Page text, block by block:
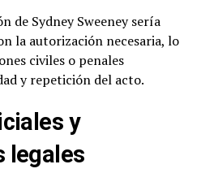
de Sydney Sweeney sería
la autorización necesaria, lo
civiles o penales
y repetición del acto.
y
legales